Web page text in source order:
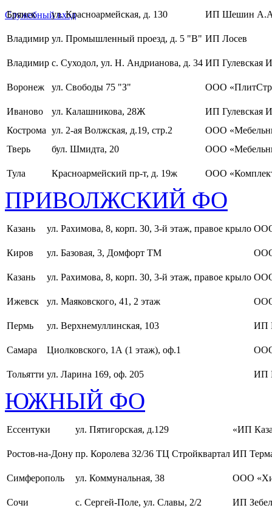
Служебный вход
Брянск ул. Красноармейская, д. 130 ИП Шешин
Владимир ул. Промышленный проезд, д. 5 "В" ИП Лосев
Владимир с. Суходол, ул. Н. Андрианова, д. 34 ИП Гулевская
Воронеж ул. Свободы 75 "З" ООО
Иваново ул. Калашникова, 28Ж
ИП Гулевская
Кострома ул. 2-ая Волжская, д.19, стр.2
ООО
Тверь
бул. Шмидта, 20 ООО
Тула Красноармейский пр-т, д. 19ж ООО
ПРИВОЛЖСКИЙ ФО
Казань ул. Рахимова, 8, корп. 30, 3-й этаж, правое крыло
Киров ул. Базовая, 3, Домфорт ТМ
Казань ул. Рахимова, 8, корп. 30, 3-й этаж, правое крыло
Ижевск ул. Маяковского, 41, 2 этаж
Пермь ул. Верхнемуллинская, 103 ИП
Самара Циолковского, 1А (1 этаж), оф.1
Тольятти ул. Ларина 169, оф. 205 ИП
ЮЖНЫЙ ФО
Ессентуки ул. Пятигорская, д.129 «ИП
Ростов-на-Дону пр. Королева 32/36 ТЦ Стройквартал ИП
Симферополь ул. Коммунальная, 38 ООО
Сочи с. Сергей-Поле, ул. Славы, 2/2
ИП